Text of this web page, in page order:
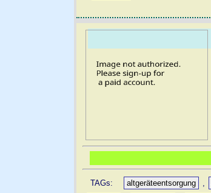
TAGs: altgeräteentsorgung ,